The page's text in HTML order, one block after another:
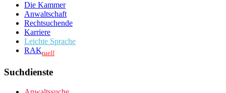
Die Kammer
Anwaltschaft
Rechtsuchende
Karriere
Leichte Sprache
RAKtuell
Suchdienste